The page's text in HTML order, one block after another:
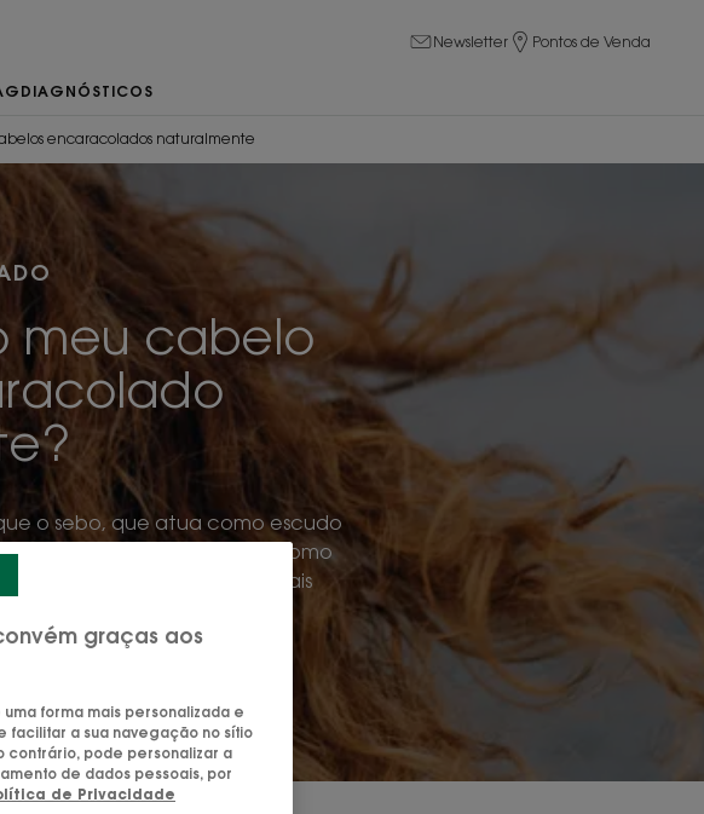
Newsletter Pontos de Venda
DIAGNÓSTICOS
encaracolados naturalmente
meu cabelo
o sebo, que atua como escudo
comprimento do cabelo. Como
ao toque, mais baço e mais
graças aos
forma mais personalizada e
facilitar a sua navegação no sítio
contrário, pode personalizar a
de dados pessoais, por
de Privacidade